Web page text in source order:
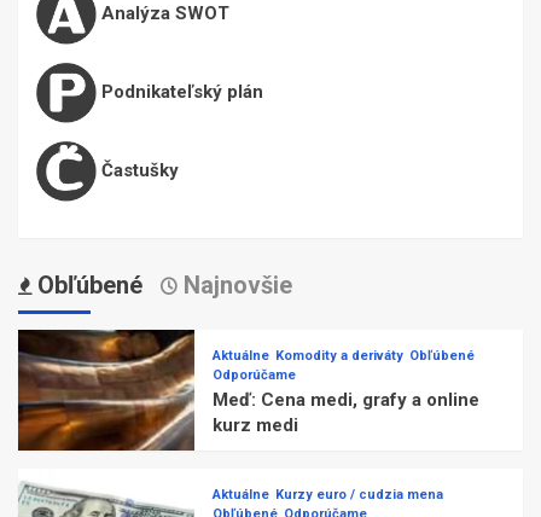
Analýza SWOT
Podnikateľský plán
Častušky
Obľúbené Najnovšie
Aktuálne Komodity a deriváty Obľúbené
Odporúčame
Meď: Cena medi, grafy a online
kurz medi
Aktuálne Kurzy euro / cudzia mena
Obľúbené Odporúčame